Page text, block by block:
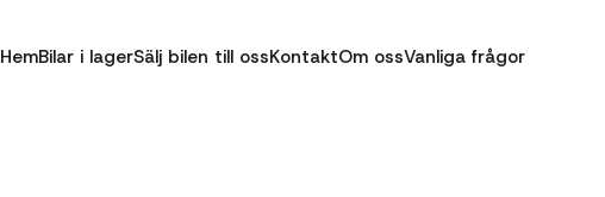
HemBilar i lagerSälj bilen till ossKontaktOm ossVanliga frågor